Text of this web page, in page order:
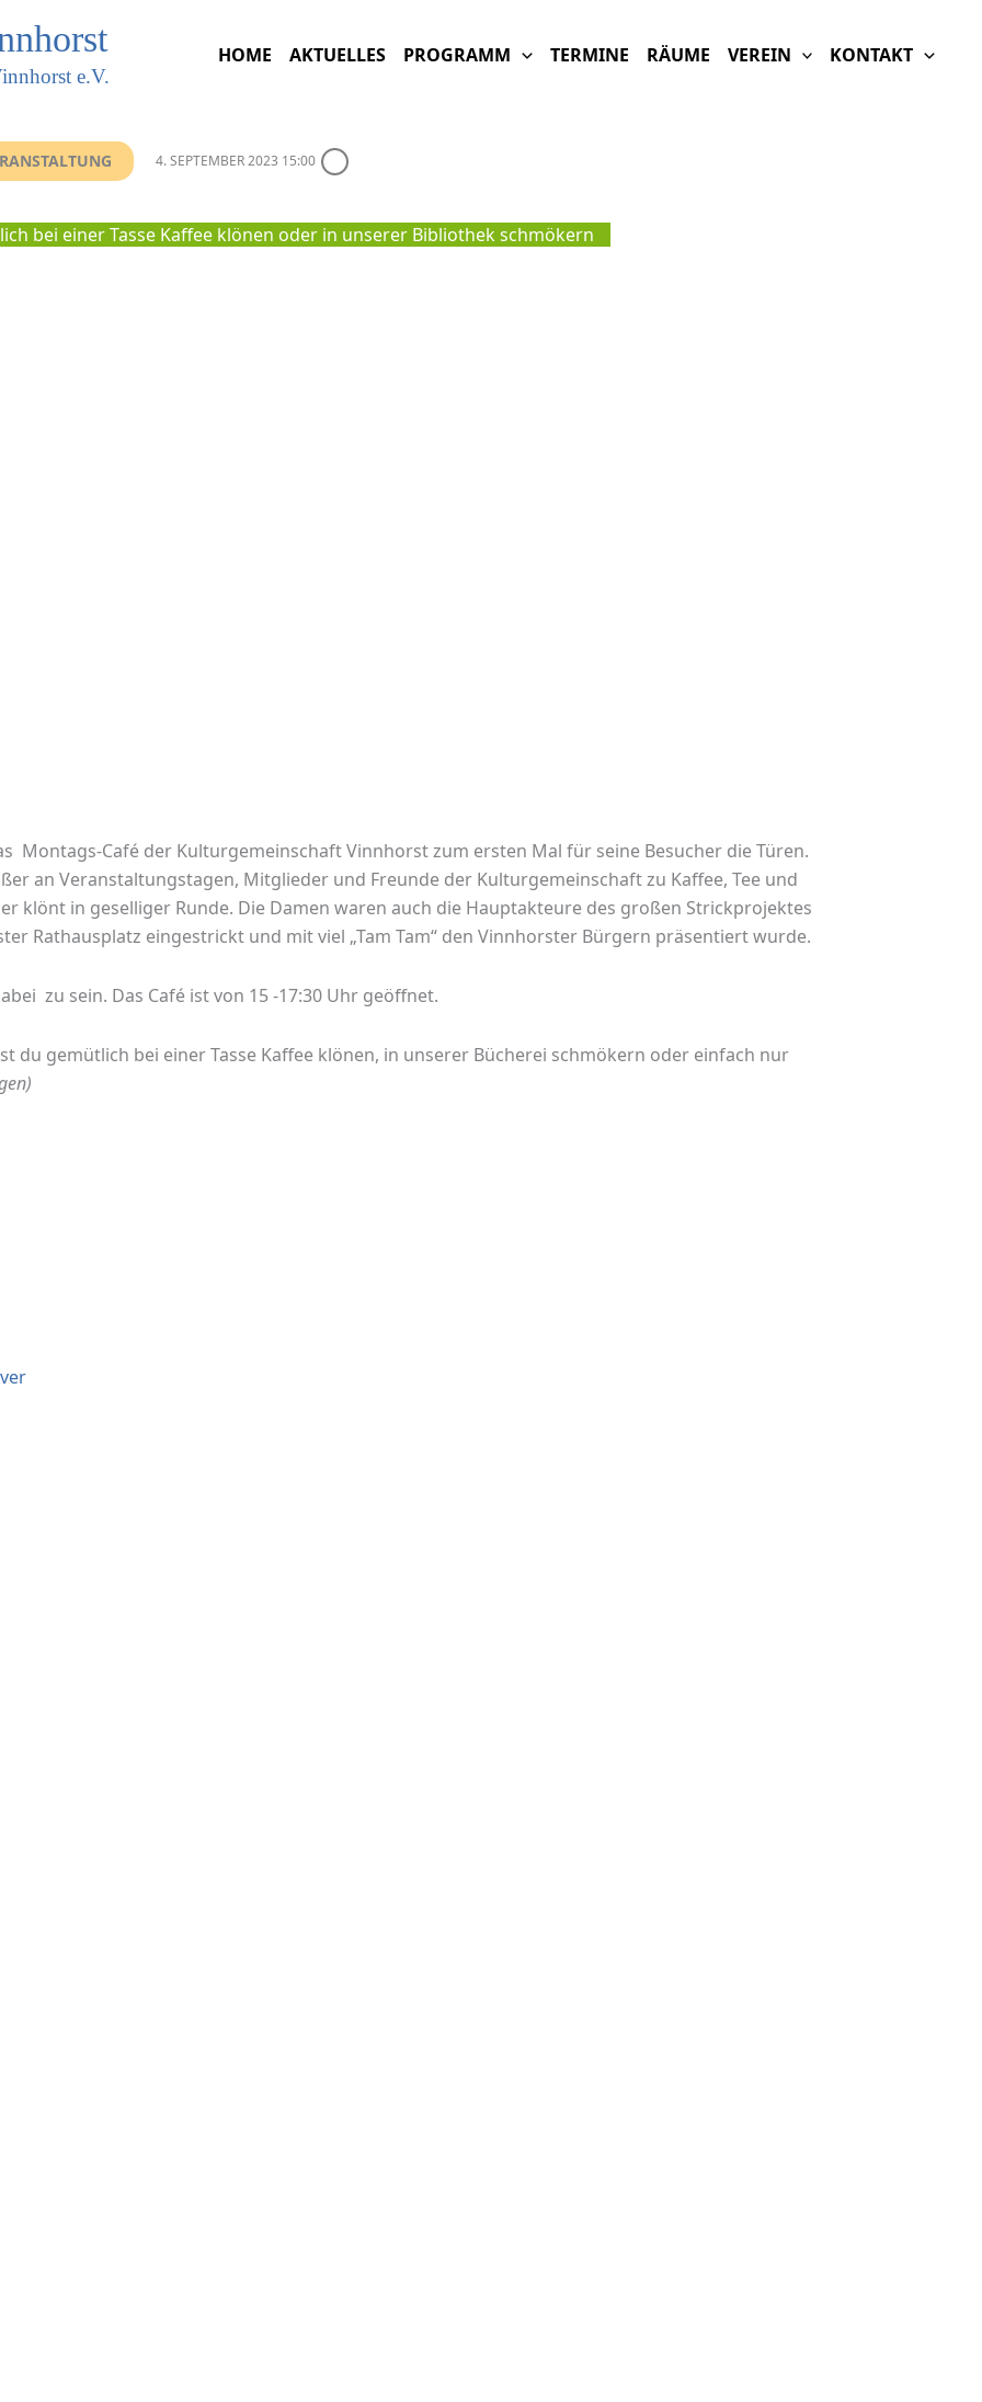
e.V.
HOME AKTUELLES PROGRAMM TERMINE RÄUME VEREIN KONTAKT
4. SEPTEMBER 2023 15:00
bei einer Tasse Kaffee klönen oder in unserer Bibliothek schmökern
Montags-Café der Kulturgemeinschaft Vinnhorst zum ersten Mal für seine Besucher die Türen.
an Veranstaltungstagen, Mitglieder und Freunde der Kulturgemeinschaft zu Kaffee, Tee und
klönt in geselliger Runde. Die Damen waren auch die Hauptakteure des großen Strickprojektes
Rathausplatz eingestrickt und mit viel „Tam Tam“ den Vinnhorster Bürgern präsentiert wurde.
zu sein. Das Café ist von 15 -17:30 Uhr geöffnet.
du gemütlich bei einer Tasse Kaffee klönen, in unserer Bücherei schmökern oder einfach nur